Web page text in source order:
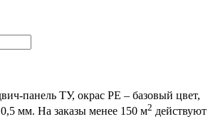
панель ТУ, окрас PE – базовый цвет,
мм. На заказы менее 150 м2 действуют